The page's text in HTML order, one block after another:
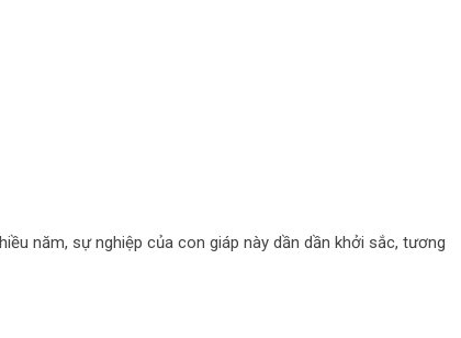
năm, sự nghiệp của con giáp này dần dần khởi sắc, tương